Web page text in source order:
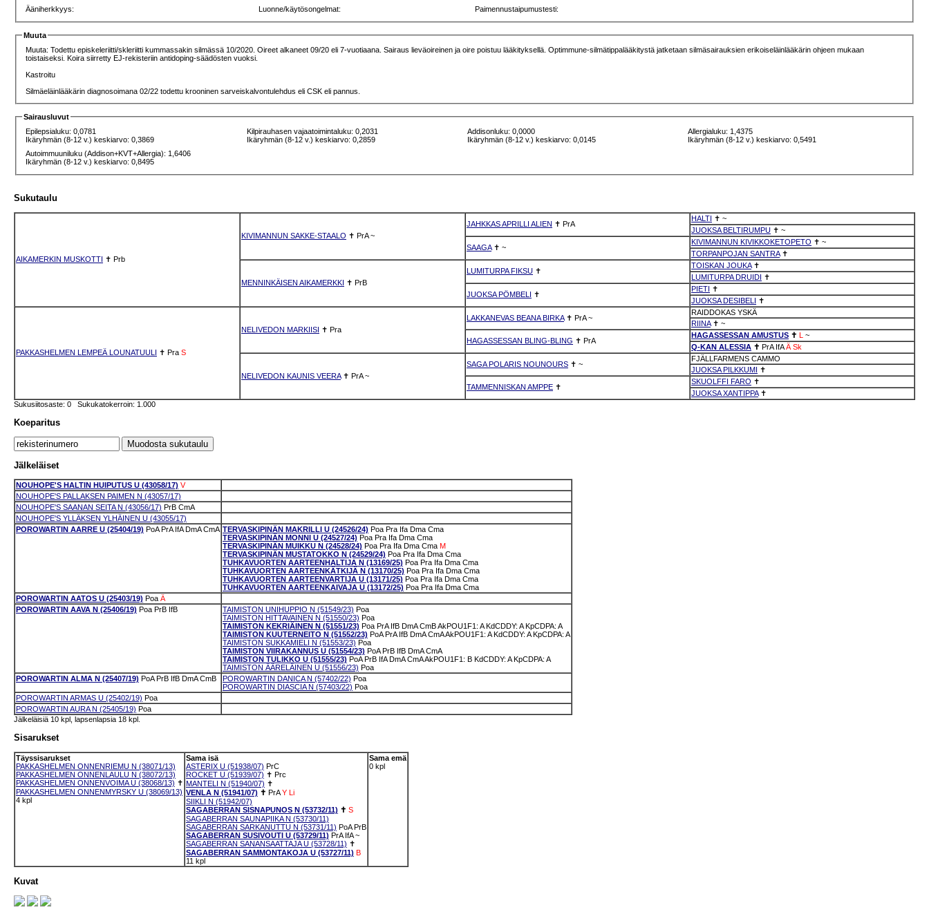
Ääniherkkyys: Luonne/käytösongelmat: Paimennustaipumustesti:
Muuta
Muuta: Todettu episkeleriitti/skleriitti kummassakin silmässä 10/2020. Oireet alkaneet 09/20 eli 7-vuotiaana. Sairaus lieväoireinen ja oire poistuu lääkityksellä. Optimmune-silmätippalääkitystä jatketaan silmäsairauksien erikoiseläinlääkärin ohjeen mukaan
toistaiseksi. Koira siirretty EJ-rekisteriin antidoping-säädösten vuoksi.
Kastroitu
Silmäeläinlääkärin diagnosoimana 02/22 todettu krooninen sarveiskalvontulehdus eli CSK eli pannus.
Sairausluvut
Epilepsialuku: 0,0781
Ikäryhmän (8-12 v.) keskiarvo: 0,3869
Kilpirauhasen vajaatoimintaluku: 0,2031
Ikäryhmän (8-12 v.) keskiarvo: 0,2859
Addisonluku: 0,0000
Ikäryhmän (8-12 v.) keskiarvo: 0,0145
Allergialuku: 1,4375
Ikäryhmän (8-12 v.) keskiarvo: 0,5491
Autoimmuuniluku (Addison+KVT+Allergia): 1,6406
Ikäryhmän (8-12 v.) keskiarvo: 0,8495
Sukutaulu
AIKAMERKIN MUSKOTTI ✝ Prb
KIVIMANNUN SAKKE-STAALO ✝ PrA ~
JAHKKAS APRILLI ALIEN ✝ PrA
HALTI ✝ ~
JUOKSA BELTIRUMPU ✝ ~
SAAGA✝ ~
KIVIMANNUN KIVIKKOKETOPETO ✝ ~
TORPANPOJAN SANTRA✝
MENNINKÄISEN AIKAMERKKI ✝ PrB
LUMITURPA FIKSU ✝
TOISKAN JOUKA✝
LUMITURPA DRUIDI ✝
JUOKSA PÖMBELI ✝
PIETI ✝
JUOKSA DESIBELI ✝
PAKKASHELMEN LEMPEÄ LOUNATUULI ✝ Pra S
NELIVEDON MARKIISI ✝ Pra
LAKKANEVAS BEANA BIRKA✝ PrA ~
RAIDDOKAS YSKÄ
RIINA✝ ~
HAGASSESSAN BLING-BLING ✝ PrA
HAGASSESSAN AMUSTUS ✝ L ~
Q-KAN ALESSIA ✝ PrA IfA Ä Sk
NELIVEDON KAUNIS VEERA✝ PrA ~
SAGA POLARIS NOUNOURS ✝ ~
FJÄLLFARMENS CAMMO
JUOKSA PILKKUMI ✝
TAMMENNISKAN AMPPE ✝
SKUOLFFI FARO ✝
JUOKSA XANTIPPA✝
Sukusiitosaste: 0 Sukukatokerroin: 1.000
Koeparitus
Jälkeläiset
NOUHOPE'S HALTIN HUIPUTUS U (43058/17) V
NOUHOPE'S PALLAKSEN PAIMEN N (43057/17)
NOUHOPE'S SAANAN SEITA N (43056/17) PrB CmA
NOUHOPE'S YLLÄKSEN YLHÄINEN U (43055/17)
POROWARTIN AARRE U (25404/19) PoA PrA IfA DmA CmA TERVASKIPINÄN MAKRILLI U (24526/24) Poa Pra Ifa Dma Cma
TERVASKIPINÄN MONNI U (24527/24) Poa Pra Ifa Dma Cma
TERVASKIPINÄN MUIKKU N (24528/24) Poa Pra Ifa Dma Cma M
TERVASKIPINÄN MUSTATOKKO N (24529/24) Poa Pra Ifa Dma Cma
TUHKAVUORTEN AARTEENHALTIJA N (13169/25) Poa Pra Ifa Dma Cma
TUHKAVUORTEN AARTEENKÄTKIJÄ N (13170/25) Poa Pra Ifa Dma Cma
TUHKAVUORTEN AARTEENVARTIJA U (13171/25) Poa Pra Ifa Dma Cma
TUHKAVUORTEN AARTEENKAIVAJA U (13172/25) Poa Pra Ifa Dma Cma
POROWARTIN AATOS U (25403/19) Poa Ä
POROWARTIN AAVA N (25406/19) Poa PrB IfB TAIMISTON UNIHUPPIO N (51549/23) Poa
TAIMISTON HITTAVAINEN N (51550/23) Poa
TAIMISTON KEKRIÄINEN N (51551/23) Poa PrA IfB DmA CmBAkPOU1F1: A KdCDDY: A KpCDPA: A
TAIMISTON KUUTERNEITO N (51552/23) PoA PrA IfB DmA CmAAkPOU1F1: A KdCDDY: A KpCDPA: A
TAIMISTON SUKKAMIELI N (51553/23) Poa
TAIMISTON VIIRAKANNUS U (51554/23) PoA PrB IfB DmA CmA
TAIMISTON TULIKKO U (51555/23) PoA PrB IfA DmA CmAAkPOU1F1: B KdCDDY: A KpCDPA: A
TAIMISTON ÄÄRELÄINEN U (51556/23) Poa
POROWARTIN ALMA N (25407/19) PoA PrB IfB DmA CmB POROWARTIN DANICA N (57402/22) Poa
POROWARTIN DIASCIA N (57403/22) Poa
POROWARTIN ARMAS U (25402/19) Poa
POROWARTIN AURA N (25405/19) Poa
Jälkeläisiä 10 kpl, lapsenlapsia 18 kpl.
Sisarukset
Täyssisarukset
PAKKASHELMEN ONNENRIEMU N (38071/13)
PAKKASHELMEN ONNENLAULU N (38072/13)
PAKKASHELMEN ONNENVOIMA U (38068/13) ✝
PAKKASHELMEN ONNENMYRSKY U (38069/13)
4 kpl
Sama isä
ASTERIX U (51938/07) PrC
ROCKET U (51939/07) ✝ Prc
MANTELI N (51940/07) ✝
VENLA N (51941/07) ✝ PrA Y Li
SIIKLI N (51942/07)
SAGABERRAN SISNAPUNOS N (53732/11) ✝ S
SAGABERRAN SAUNAPIIKA N (53730/11)
SAGABERRAN SARKANUTTU N (53731/11) PoA PrB
SAGABERRAN SUSIVOUTI U (53729/11) PrA IfA ~
SAGABERRAN SANANSAATTAJA U (53728/11) ✝
SAGABERRAN SAMMONTAKOJA U (53727/11) B
11 kpl
Sama emä
0 kpl
Kuvat